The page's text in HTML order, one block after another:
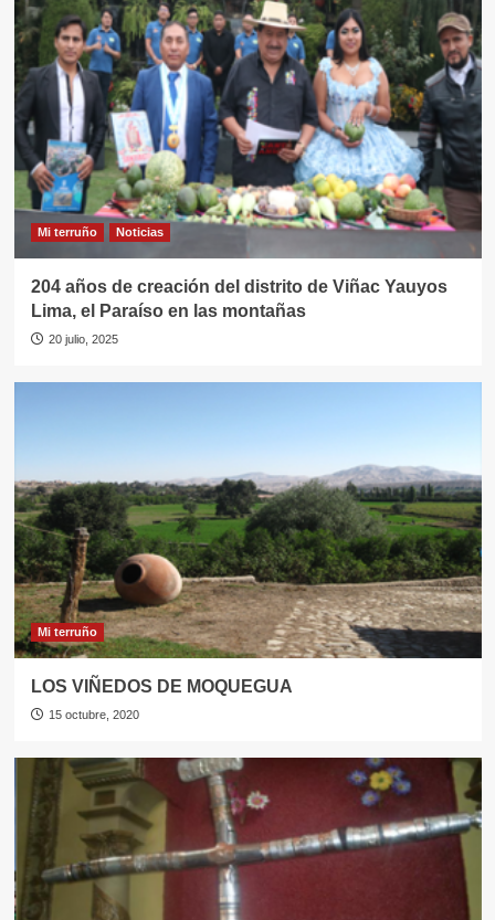
Mi terruño Noticias
204 años de creación del distrito de Viñac Yauyos
Lima, el Paraíso en las montañas
20 julio, 2025
Mi terruño
LOS VIÑEDOS DE MOQUEGUA
15 octubre, 2020